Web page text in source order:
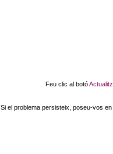
Feu clic al botó
Si el problema persisteix, poseu-vos